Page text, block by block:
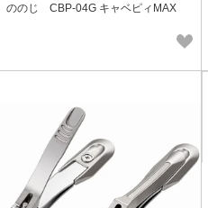
ののじ CBP-04G キャベピィMAX